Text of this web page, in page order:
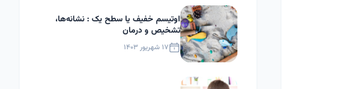
اوتیسم خفیف یا سطح یک : نشانه‌ها،
تشخیص و درمان
۱۷ شهریور ۱۴۰۳